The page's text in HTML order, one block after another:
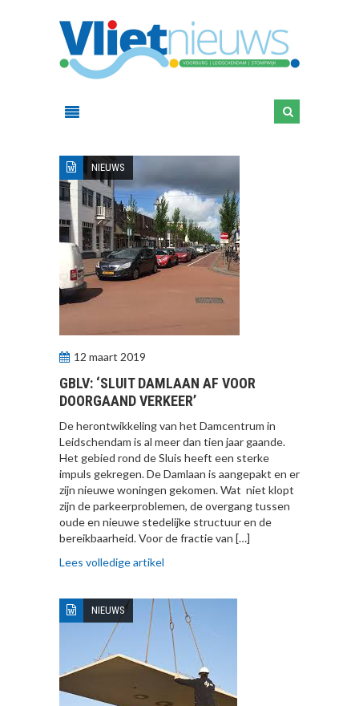
NIEUWS
12 maart 2019
GBLV: ‘SLUIT DAMLAAN AF VOOR
DOORGAAND VERKEER’
De herontwikkeling van het Damcentrum in
Leidschendam is al meer dan tien jaar gaande.
Het gebied rond de Sluis heeft een sterke
impuls gekregen. De Damlaan is aangepakt en er
zijn nieuwe woningen gekomen. Wat niet klopt
zijn de parkeerproblemen, de overgang tussen
oude en nieuwe stedelijke structuur en de
bereikbaarheid. Voor de fractie van […]
Lees volledige artikel
NIEUWS